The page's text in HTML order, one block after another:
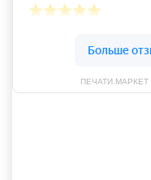
ПЕЧАТИ.МАРКЕТ